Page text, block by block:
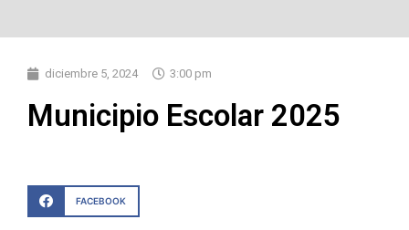
diciembre 5, 2024 3:00 pm
Municipio Escolar 2025
FACEBOOK